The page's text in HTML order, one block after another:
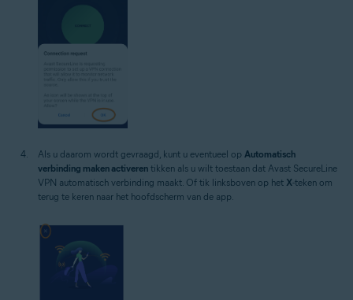
Als u daarom wordt gevraagd, kunt u eventueel op Automatisch
verbinding maken activeren tikken als u wilt toestaan dat Avast SecureLine
VPN automatisch verbinding maakt. Of tik linksboven op het X-teken om
terug te keren naar het hoofdscherm van de app.